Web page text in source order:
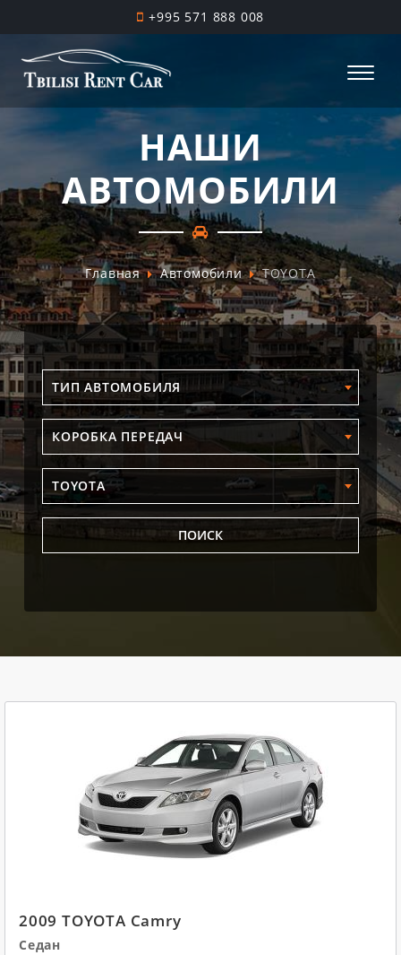
+995 571 888 008
НАШИ
АВТОМОБИЛИ
Главная Автомобили TOYOTA
ТИП АВТОМОБИЛЯ
КОРОБКА ПЕРЕДАЧ
TOYOTA
ПОИСК
2009 TOYOTA Camry
Седан